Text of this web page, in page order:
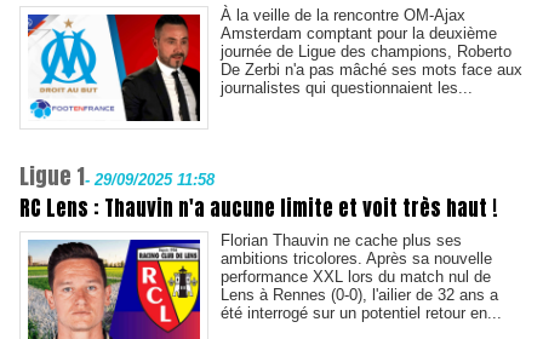
À la veille de la rencontre OM-Ajax
Amsterdam comptant pour la deuxième
journée de Ligue des champions, Roberto
De Zerbi n'a pas mâché ses mots face aux
journalistes qui questionnaient les...
Ligue 1- 29/09/2025 11:58
RC Lens : Thauvin n'a aucune limite et voit très haut !
Florian Thauvin ne cache plus ses
ambitions tricolores. Après sa nouvelle
performance XXL lors du match nul de
Lens à Rennes (0-0), l'ailier de 32 ans a
été interrogé sur un potentiel retour en...